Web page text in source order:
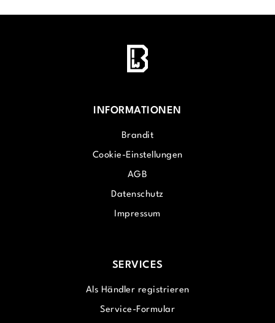
INFORMATIONEN
Brandit
Cookie-Einstellungen
AGB
Datenschutz
Impressum
SERVICES
Als Händler registrieren
Service-Formular